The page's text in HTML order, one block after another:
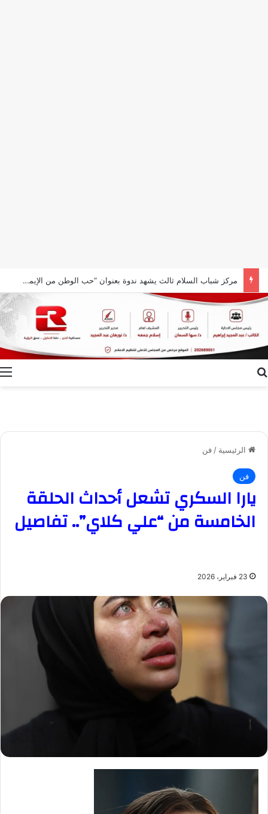
مركز شباب السلام ثالث يشهد ندوة بعنوان “حب الوطن من الإيمان ودور النشء في حفظ أمنه”
الرئيسية / فن
فن
يارا السكري تشعل أحداث الحلقة
الخامسة من “علي كلاي”.. تفاصيل
23 فبراير، 2026